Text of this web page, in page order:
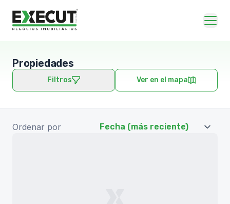
Propiedades
Filtros Ver en el mapa
Ordenar por